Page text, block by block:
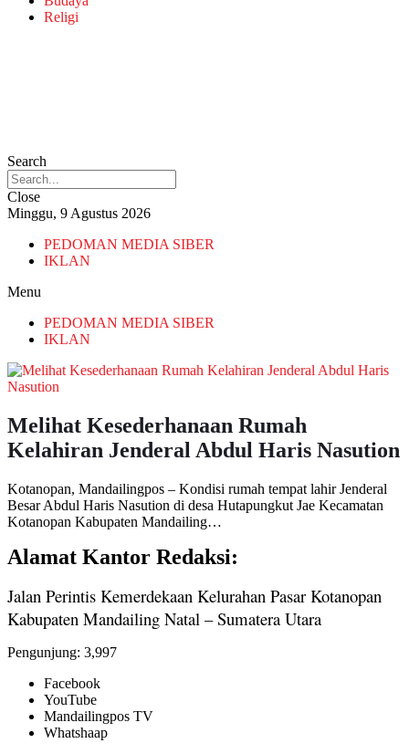
Religi
Search
Close
Minggu, 9 Agustus 2026
PEDOMAN MEDIA SIBER
IKLAN
Menu
PEDOMAN MEDIA SIBER
IKLAN
Melihat Kesederhanaan Rumah
Kelahiran Jenderal Abdul Haris Nasution
Kotanopan, Mandailingpos – Kondisi rumah tempat lahir Jenderal
Besar Abdul Haris Nasution di desa Hutapungkut Jae Kecamatan
Kotanopan Kabupaten Mandailing…
Alamat Kantor Redaksi:
Jalan Perintis Kemerdekaan Kelurahan Pasar Kotanopan
Kabupaten Mandailing Natal – Sumatera Utara
Pengunjung: 3,997
Facebook
YouTube
Mandailingpos TV
Whatshaap